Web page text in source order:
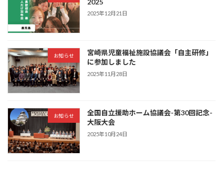
2025年12月21日
お知らせ
宮崎県児童福祉施設協議会「自主研修」
に参加しました
2025年11月28日
お知らせ
全国自立援助ホーム協議会-第30回記念-
大阪大会
2025年10月24日